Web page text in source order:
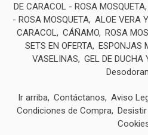
DE CARACOL - ROSA MOSQUETA
- ROSA MOSQUETA ALOE VERA
CARACOL CÁÑAMO ROSA
SETS EN OFERTA ESPONJAS
VASELINAS
GEL DE DUCHA
Ir arriba Contáctanos Aviso
Condiciones de Compra